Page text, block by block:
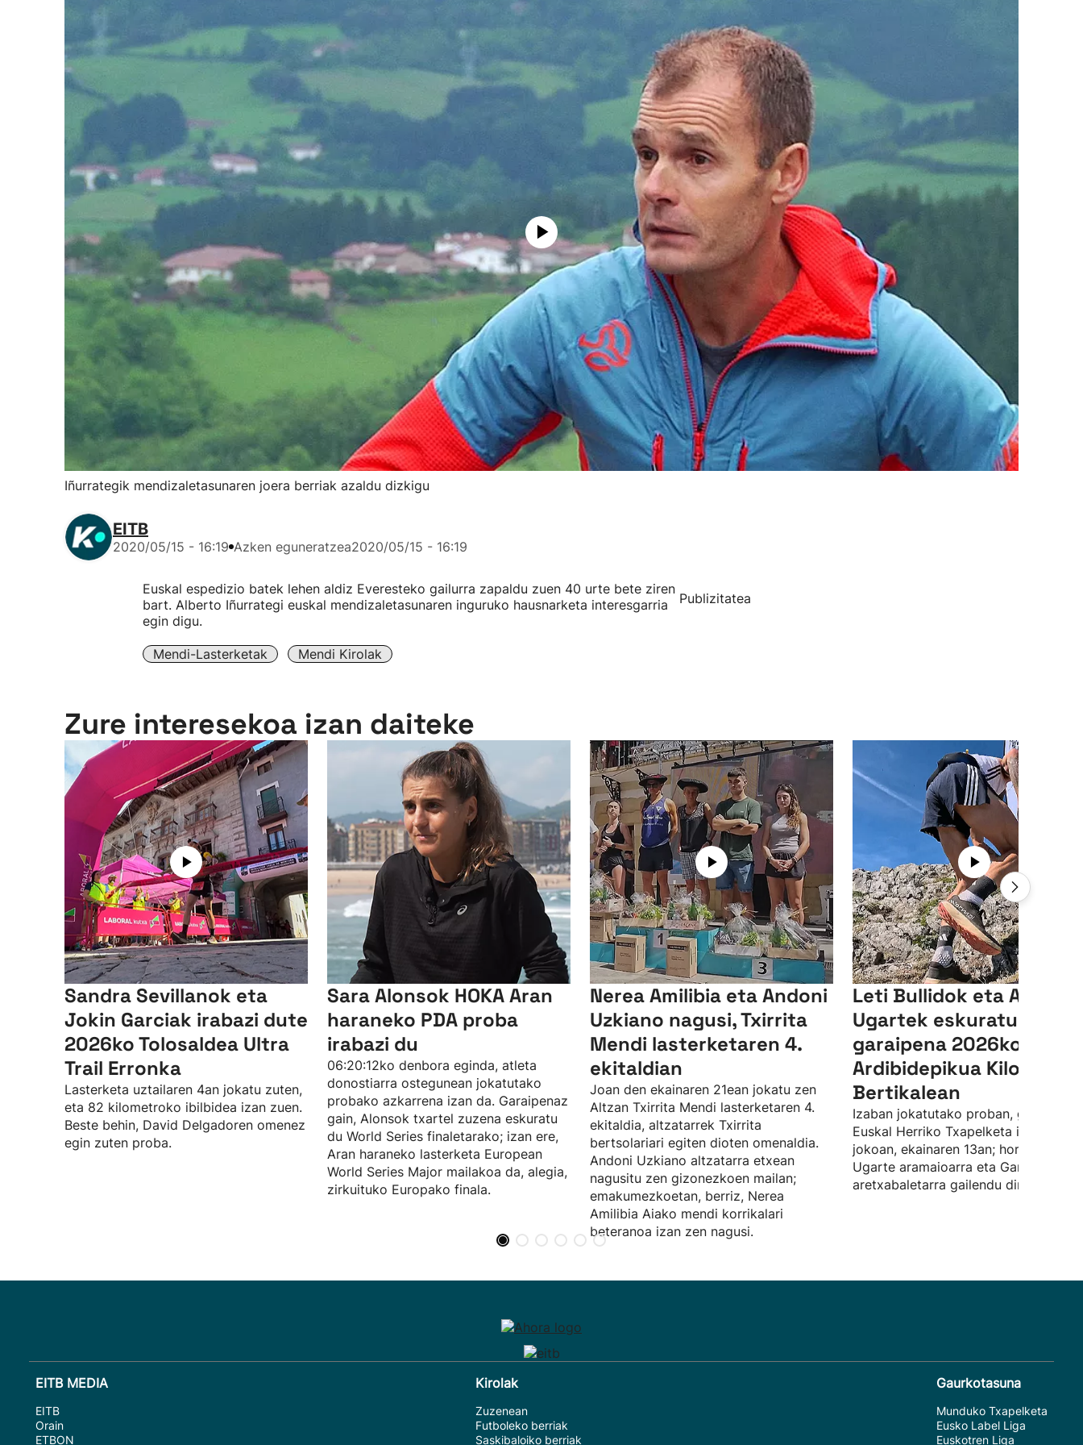
Iñurrategik mendizaletasunaren joera berriak azaldu dizkigu
EITB
2020/05/15 - 16:19 Azken eguneratzea2020/05/15 - 16:19
Euskal espedizio batek lehen aldiz Everesteko gailurra zapaldu zuen 40 urte bete ziren
bart. Alberto Iñurrategi euskal mendizaletasunaren inguruko hausnarketa interesgarria
egin digu.
Mendi-Lasterketak Mendi Kirolak
Publizitatea
Zure interesekoa izan daiteke
Sandra Sevillanok eta
Jokin Garciak irabazi dute
2026ko Tolosaldea Ultra
Trail Erronka
Lasterketa uztailaren 4an jokatu zuten,
eta 82 kilometroko ibilbidea izan zuen.
Beste behin, David Delgadoren omenez
egin zuten proba.
Sara Alonsok HOKA Aran
haraneko PDA proba
irabazi du
06:20:12ko denbora eginda, atleta
donostiarra ostegunean jokatutako
probako azkarrena izan da. Garaipenaz
gain, Alonsok txartel zuzena eskuratu
du World Series finaletarako; izan ere,
Aran haraneko lasterketa European
World Series Major mailakoa da, alegia,
zirkuituko Europako finala.
Nerea Amilibia eta Andoni
Uzkiano nagusi, Txirrita
Mendi lasterketaren 4.
ekitaldian
Joan den ekainaren 21ean jokatu zen
Altzan Txirrita Mendi lasterketaren 4.
ekitaldia, altzatarrek Txirrita
bertsolariari egiten dioten omenaldia.
Andoni Uzkiano altzatarra etxean
nagusitu zen gizonezkoen mailan;
emakumezkoetan, berriz, Nerea
Amilibia Aiako mendi korrikalari
beteranoa izan zen nagusi.
Leti Bullidok eta Aitor
Ugartek eskuratu dute
garaipena 2026ko
Ardibidepikua Kilometro
Bertikalean
Izaban jokatutako proban, gainera,
Euskal Herriko Txapelketa izan da
jokoan, ekainaren 13an; horretan,
Ugarte aramaioarra eta Garazi
aretxabaletarra gailendu dira.
EITB MEDIA
EITB
Orain
ETBON
Kirolak
Zuzenean
Futboleko berriak
Saskibaloiko berriak
Gaurkotasuna
Munduko Txapelketa
Eusko Label Liga
Euskotren Liga